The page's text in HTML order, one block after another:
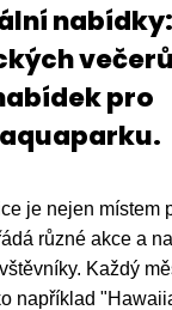
pro
je nejen místem
různé akce a
Každý
například